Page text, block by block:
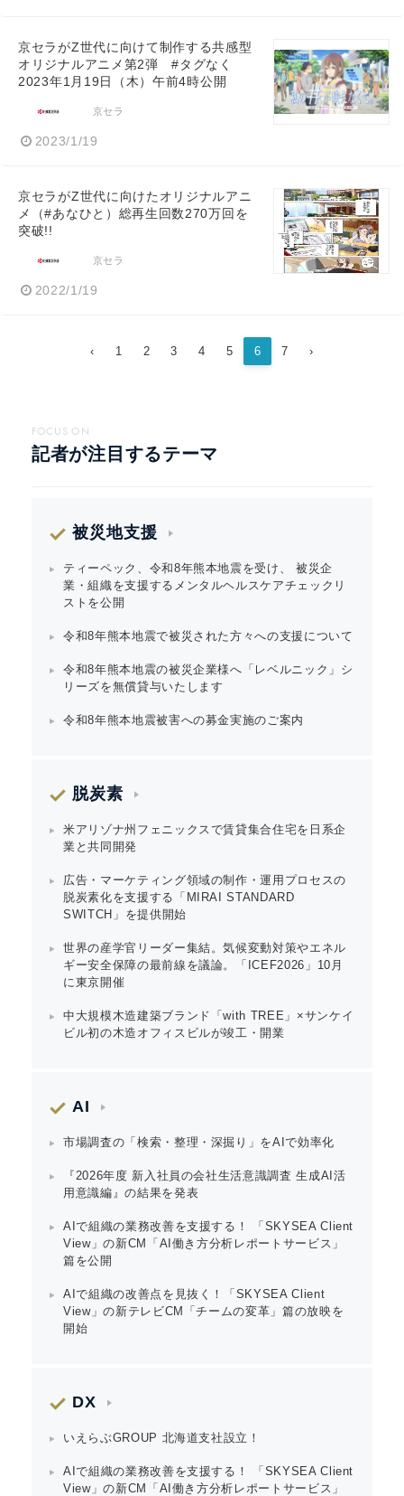
京セラがZ世代に向けて制作する共感型
オリジナルアニメ第2弾 #タグなく
2023年1月19日（木）午前4時公開
京セラ
2023/1/19
京セラがZ世代に向けたオリジナルアニ
メ（#あなひと）総再生回数270万回を
突破!!
京セラ
2022/1/19
‹ 1 2 3 4 5 6 7 ›
FOCUS ON
記者が注目するテーマ
被災地支援
ティーペック、令和8年熊本地震を受け、 被災企
業・組織を支援するメンタルヘルスケアチェックリ
ストを公開
令和8年熊本地震で被災された方々への支援について
令和8年熊本地震の被災企業様へ「レベルニック」シ
リーズを無償貸与いたします
令和8年熊本地震被害への募金実施のご案内
脱炭素
米アリゾナ州フェニックスで賃貸集合住宅を日系企
業と共同開発
広告・マーケティング領域の制作・運用プロセスの
脱炭素化を支援する「MIRAI STANDARD
SWITCH」を提供開始
世界の産学官リーダー集結。気候変動対策やエネル
ギー安全保障の最前線を議論。「ICEF2026」10月
に東京開催
中大規模木造建築ブランド「with TREE」×サンケイ
ビル初の木造オフィスビルが竣工・開業
AI
市場調査の「検索・整理・深掘り」をAIで効率化
『2026年度 新入社員の会社生活意識調査 生成AI活
用意識編』の結果を発表
AIで組織の業務改善を支援する！ 「SKYSEA Client
View」の新CM「AI働き方分析レポートサービス」
篇を公開
AIで組織の改善点を見抜く！「SKYSEA Client
View」の新テレビCM「チームの変革」篇の放映を
開始
DX
いえらぶGROUP 北海道支社設立！
AIで組織の業務改善を支援する！ 「SKYSEA Client
View」の新CM「AI働き方分析レポートサービス」
Japanese
English